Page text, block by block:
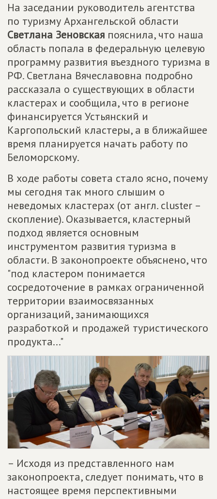
На заседании руководитель агентства
по туризму Архангельской области
Светлана Зеновская пояснила, что наша
область попала в федеральную целевую
программу развития въездного туризма в
РФ. Светлана Вячеславовна подробно
рассказала о существующих в области
кластерах и сообщила, что в регионе
финансируется Устьянский и
Каргопольский кластеры, а в ближайшее
время планируется начать работу по
Беломорскому.
В ходе работы совета стало ясно, почему
мы сегодня так много слышим о
неведомых кластерах (от англ. cluster –
скопление). Оказывается, кластерный
подход является основным
инструментом развития туризма в
области. В законопроекте объяснено, что
"под кластером понимается
сосредоточение в рамках ограниченной
территории взаимосвязанных
организаций, занимающихся
разработкой и продажей туристического
продукта..."
– Исходя из представленного нам
законопроекта, следует понимать, что в
настоящее время перспективными